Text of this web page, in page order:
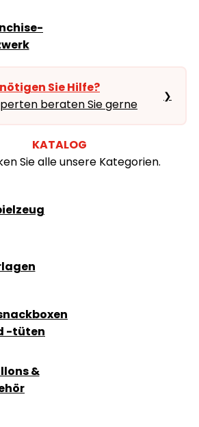
Sie Hilfe?
beraten Sie gerne
❯
KATALOG
Sie alle unsere Kategorien.
-tüten
&